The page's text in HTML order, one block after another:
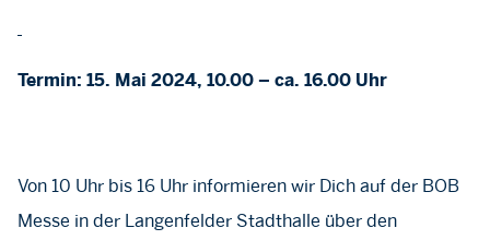
Termin: 15. Mai 2024, 10.00 – ca. 16.00 Uhr
Von 10 Uhr bis 16 Uhr informieren wir Dich auf der BOB
Messe in der Langenfelder Stadthalle über den